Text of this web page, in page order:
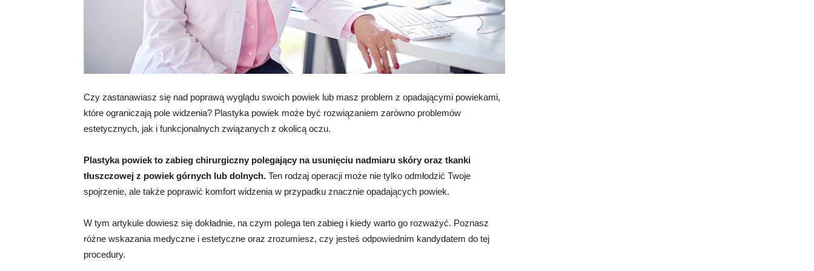
Czy zastanawiasz się nad poprawą wyglądu swoich powiek lub masz problem z opadającymi powiekami,
które ograniczają pole widzenia? Plastyka powiek może być rozwiązaniem zarówno problemów
estetycznych, jak i funkcjonalnych związanych z okolicą oczu.
Plastyka powiek to zabieg chirurgiczny polegający na usunięciu nadmiaru skóry oraz tkanki
tłuszczowej z powiek górnych lub dolnych. Ten rodzaj operacji może nie tylko odmłodzić Twoje
spojrzenie, ale także poprawić komfort widzenia w przypadku znacznie opadających powiek.
W tym artykule dowiesz się dokładnie, na czym polega ten zabieg i kiedy warto go rozważyć. Poznasz
różne wskazania medyczne i estetyczne oraz zrozumiesz, czy jesteś odpowiednim kandydatem do tej
procedury.